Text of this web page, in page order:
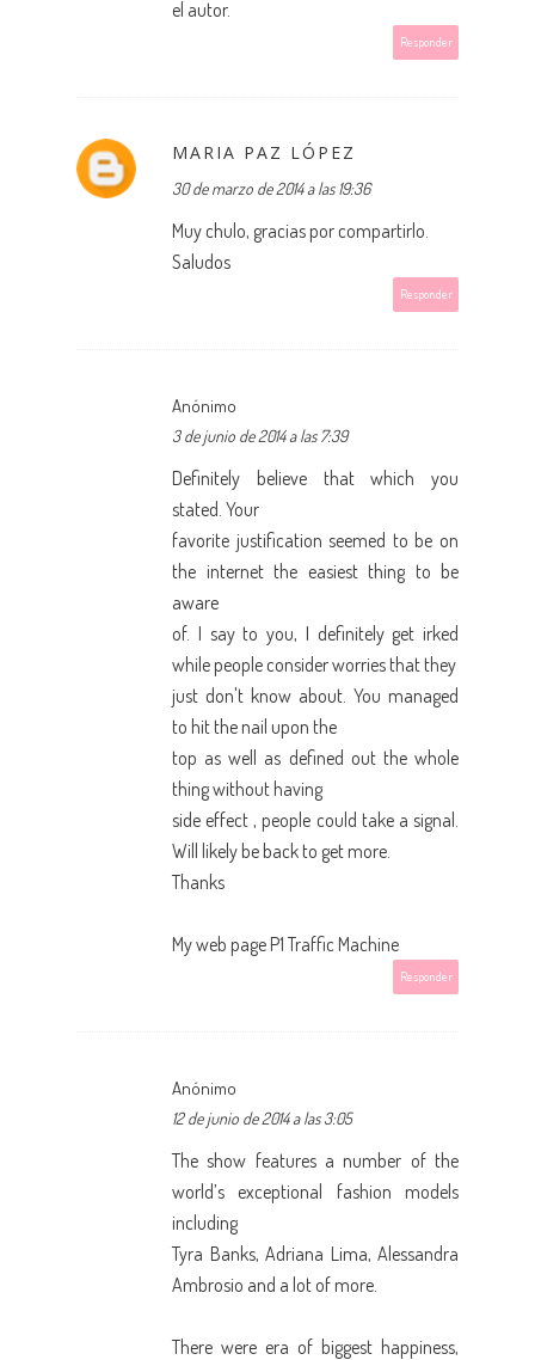
el autor.
Responder
MARIA PAZ LÓPEZ
30 de marzo de 2014 a las 19:36
Muy chulo, gracias por compartirlo.
Saludos
Responder
Anónimo
3 de junio de 2014 a las 7:39
Definitely believe that which you
stated. Your
favorite justification seemed to be on
the internet the easiest thing to be
aware
of. I say to you, I definitely get irked
while people consider worries that they
just don't know about. You managed
to hit the nail upon the
top as well as defined out the whole
thing without having
side effect , people could take a signal.
Will likely be back to get more.
Thanks
My web page P1 Traffic Machine
Responder
Anónimo
12 de junio de 2014 a las 3:05
The show features a number of the
world’s exceptional fashion models
including
Tyra Banks, Adriana Lima, Alessandra
Ambrosio and a lot of more.
There were era of biggest happiness,